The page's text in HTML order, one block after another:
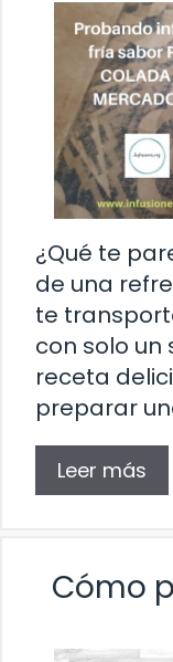
¿Qué te
de una
te
con solo un
receta
preparar
Leer más
Cómo